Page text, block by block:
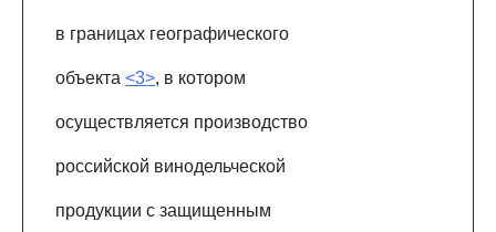
в границах географического
объекта <3>, в котором
осуществляется производство
российской винодельческой
продукции с защищенным